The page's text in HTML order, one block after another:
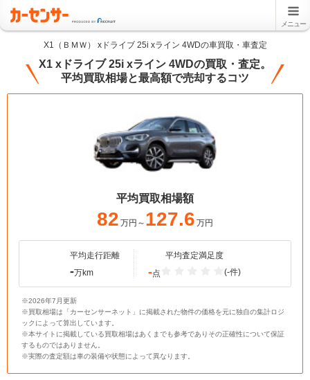
メニュー
X1（ＢＭＷ） xドライブ 25i xライン 4WDの車買取・車査定
X1 xドライブ 25i xライン 4WDの買取・査定。
平均買取相場と最高額で売却するコツ
平均買取相場額
82 万円～ 127.6 万円
平均走行距離
-万km
平均査定満足度
-点 (-件)
※2026年7月更新
※買取相場は「カーセンサーネット」に掲載された物件の価格を元に独自の集計ロジ
ックによって算出しています。
※本サイトに掲載している買取相場はあくまでも参考でありその正確性について保証
するものではありません。
※実際の査定額は車の装備や状態によって異なります。